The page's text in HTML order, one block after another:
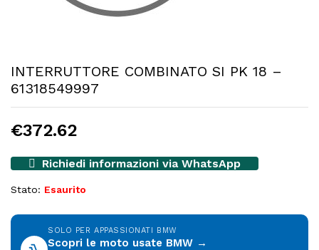
INTERRUTTORE COMBINATO SI PK 18 –
61318549997
€372.62
Richiedi informazioni via WhatsApp
Stato: Esaurito
SOLO PER APPASSIONATI BMW
Scopri le moto usate BMW →